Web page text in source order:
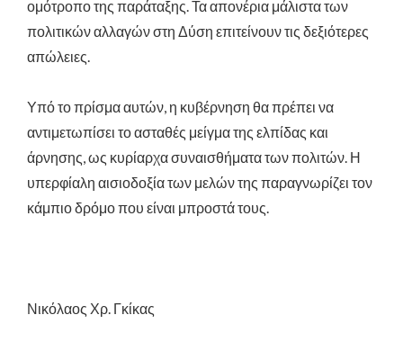
ομότροπο της παράταξης. Τα απονέρια μάλιστα των
πολιτικών αλλαγών στη Δύση επιτείνουν τις δεξιότερες
απώλειες.
Υπό το πρίσμα αυτών, η κυβέρνηση θα πρέπει να
αντιμετωπίσει το ασταθές μείγμα της ελπίδας και
άρνησης, ως κυρίαρχα συναισθήματα των πολιτών. Η
υπερφίαλη αισιοδοξία των μελών της παραγνωρίζει τον
κάμπιο δρόμο που είναι μπροστά τους.
Νικόλαος Χρ. Γκίκας